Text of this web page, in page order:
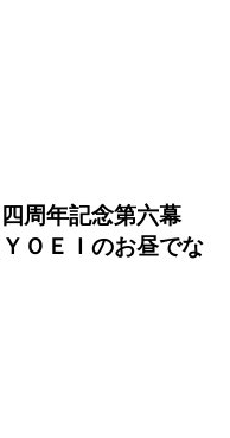
四周年記念第六幕
ＯＥＩのお昼でな